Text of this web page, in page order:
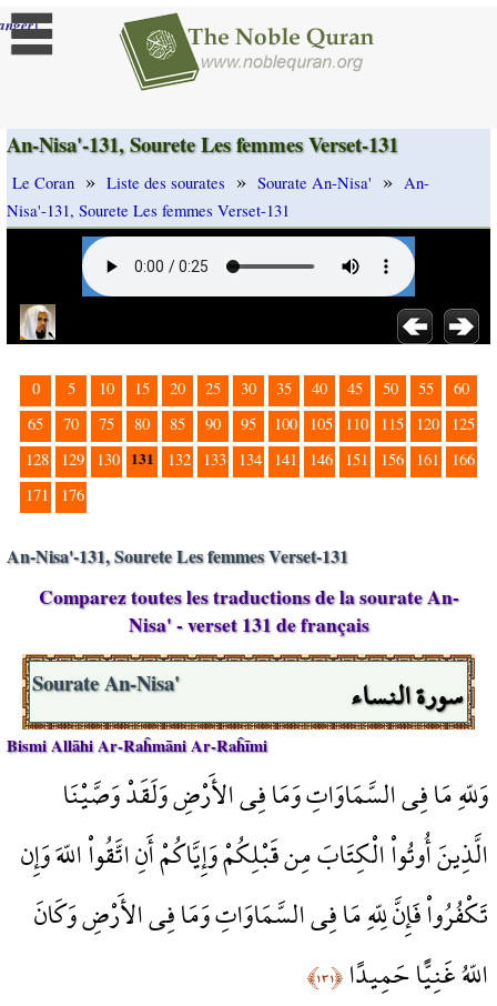
]
An-Nisa'-131, Sourete Les femmes Verset-131
Le Coran » Liste des sourates » Sourate An-Nisa' » An-
Nisa'-131, Sourete Les femmes Verset-131
0 5 10 15 20 25 30 35 40 45 50 55
60
65
70 75 80 85 90 95 100 105 110 115 120
125
128
129 130 131 132 133 134 141 146 151 156 161
166
171
176
An-Nisa'-131, Sourete Les femmes Verset-131
Comparez toutes les traductions de la sourate An-
Nisa' - verset 131 de français
سورة النساء Sourate An-Nisa'
Bismi Allāhi Ar-Raĥmāni Ar-Raĥīmi
وَللّهِ مَا فِي السَّمَاوَاتِ وَمَا فِي الأَرْضِ وَلَقَدْ وَصَّيْنَا
الَّذِينَ أُوتُواْ الْكِتَابَ مِن قَبْلِكُمْ وَإِيَّاكُمْ أَنِ اتَّقُواْ اللّهَ وَإِن
تَكْفُرُواْ فَإِنَّ لِلّهِ مَا فِي السَّمَاوَاتِ وَمَا فِي الأَرْضِ وَكَانَ
اللّهُ غَنِيًّا حَمِيدًا﴿١٣١﴾